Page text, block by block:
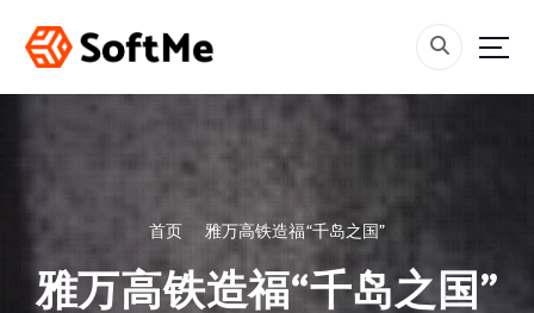
内
首页 雅万高铁造福“千岛之国”
雅万高铁造福“千岛之国”